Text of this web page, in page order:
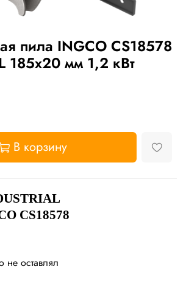
пила INGCO CS18578
185х20 мм 1,2 кВт
В корзину
CS18578
не оставлял